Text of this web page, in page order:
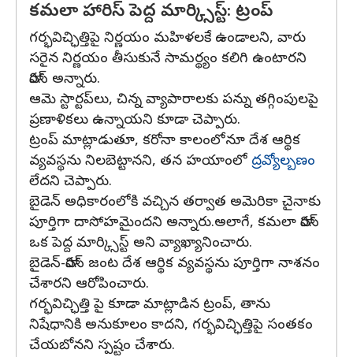
కమలా హారిస్‌ పెద్ద మార్క్సిస్ట్‌: ట్రంప్‌
గర్భవిచ్ఛిత్తిపై నిర్ణయం మహిళలకే ఉండాలని, వారు
సరైన నిర్ణయం తీసుకునే సామర్థ్యం కలిగి ఉంటారని
హారిస్‌ అన్నారు.
ఆమె స్టార్టప్‌లు, చిన్న వ్యాపారాలకు పన్ను తగ్గింపులపై
ప్రణాళికలు ఉన్నాయని కూడా చెప్పారు.
ట్రంప్‌ మాట్లాడుతూ, కరోనా కాలంలోనూ దేశ ఆర్థిక
వ్యవస్థను నిలబెట్టానని, తన హయాంలో ద్రవ్యోల్బణం
లేదని చెప్పారు.
బైడెన్‌ అధికారంలోకి వచ్చిన తర్వాత అమెరికా చైనాకు
పూర్తిగా దాసోహమైందని అన్నారు.అలాగే, కమలా హారిస్‌
ఒక పెద్ద మార్క్సిస్ట్‌ అని వ్యాఖ్యానించారు.
బైడెన్‌-హారిస్‌ జంట దేశ ఆర్థిక వ్యవస్థను పూర్తిగా నాశనం
చేశారని ఆరోపించారు.
గర్భవిచ్ఛిత్తి పై కూడా మాట్లాడిన ట్రంప్‌, తాను
నిషేధానికి అనుకూలం కాదని, గర్భవిచ్ఛిత్తిపై సంతకం
చేయబోనని స్పష్టం చేశారు.